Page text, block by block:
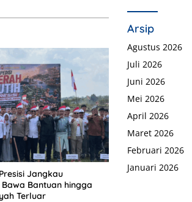
Jangkau
Bantuan hingga
Terluar
Arsip
Agustus 2026
Juli 2026
Juni 2026
Mei 2026
April 2026
Maret 2026
Februari 2026
Januari 2026